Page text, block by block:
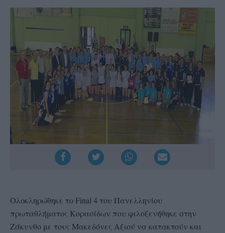
Ολοκληρώθηκε το Final 4 του Πανελληνίου
πρωταθλήματος Κορασίδων που φιλοξενήθηκε στην
Ζάκυνθο με τους Μακεδόνες Αξιού να κατακτούν και